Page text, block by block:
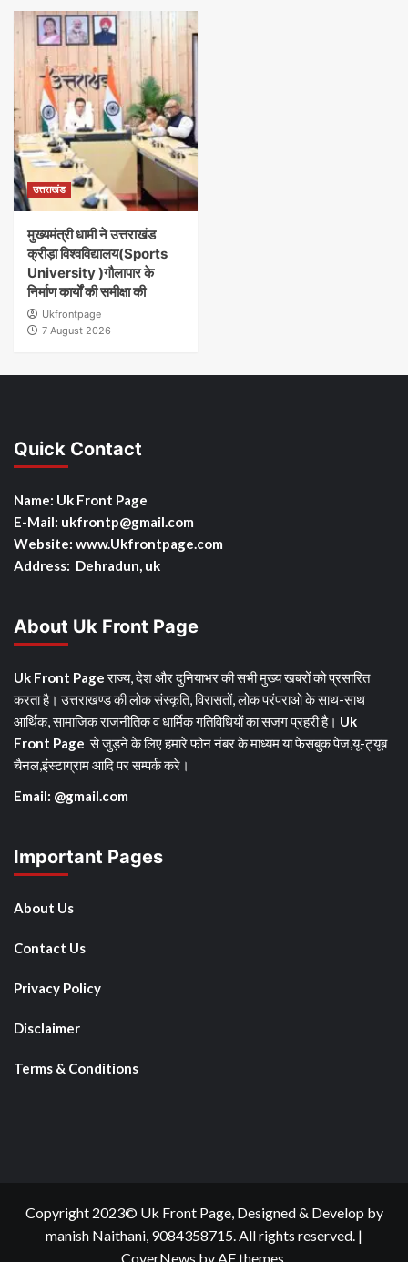
उत्तराखंड
मुख्यमंत्री धामी ने उत्तराखंड
क्रीड़ा विश्वविद्यालय(Sports
University )गौलापार के
निर्माण कार्यों की समीक्षा की
Ukfrontpage
7 August 2026
Quick Contact
Name: Uk Front Page
E-Mail: ukfrontp@gmail.com
Website: www.Ukfrontpage.com
Address: Dehradun, uk
About Uk Front Page
Uk Front Pageराज्य, देश और दुनियाभर की सभी मुख्य खबरों को प्रसारित
करता है। उत्तराखण्ड की लोक संस्कृति, विरासतों, लोक परंपराओ के साथ-साथ
आर्थिक, सामाजिक राजनीतिक व धार्मिक गतिविधियों का सजग प्रहरी है। Uk
Front Page से जुड़ने के लिए हमारे फोन नंबर के माध्यम या फेसबुक पेज,यू-ट्यूब
चैनल,इंस्टाग्राम आदि पर सम्पर्क करे।
Email: @gmail.com
Important Pages
About Us
Contact Us
Privacy Policy
Disclaimer
Terms & Conditions
Copyright 2023© Uk Front Page, Designed & Develop by
manish Naithani, 9084358715. All rights reserved. |
CoverNews by AF themes.